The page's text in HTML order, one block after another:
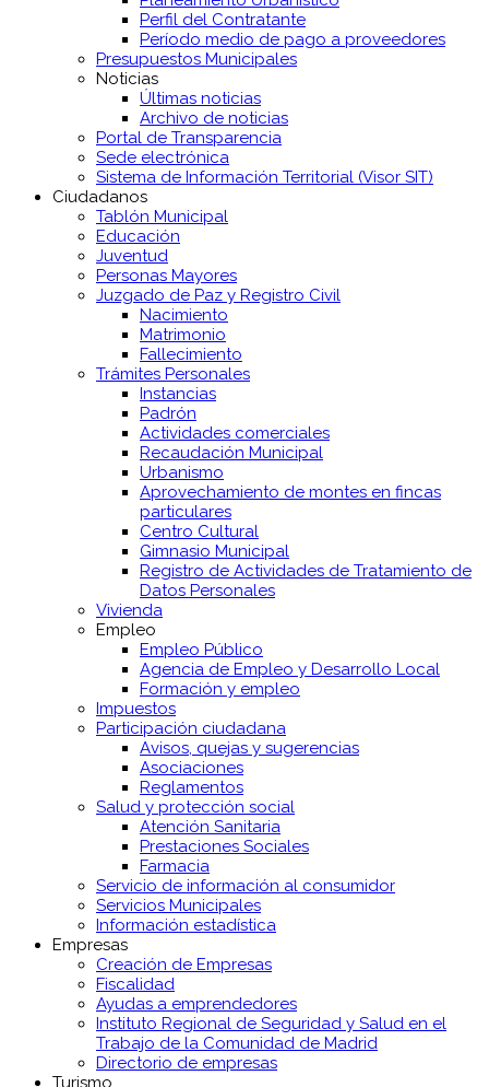
Perfil del Contratante
Período medio de pago a proveedores
Presupuestos Municipales
Noticias
Últimas noticias
Archivo de noticias
Portal de Transparencia
Sede electrónica
Sistema de Información Territorial (Visor SIT)
Ciudadanos
Tablón Municipal
Educación
Juventud
Personas Mayores
Juzgado de Paz y Registro Civil
Nacimiento
Matrimonio
Fallecimiento
Trámites Personales
Instancias
Padrón
Actividades comerciales
Recaudación Municipal
Urbanismo
Aprovechamiento de montes en fincas
particulares
Centro Cultural
Gimnasio Municipal
Registro de Actividades de Tratamiento de
Datos Personales
Vivienda
Empleo
Empleo Público
Agencia de Empleo y Desarrollo Local
Formación y empleo
Impuestos
Participación ciudadana
Avisos, quejas y sugerencias
Asociaciones
Reglamentos
Salud y protección social
Atención Sanitaria
Prestaciones Sociales
Farmacia
Servicio de información al consumidor
Servicios Municipales
Información estadística
Empresas
Creación de Empresas
Fiscalidad
Ayudas a emprendedores
Instituto Regional de Seguridad y Salud en el
Trabajo de la Comunidad de Madrid
Directorio de empresas
Turismo